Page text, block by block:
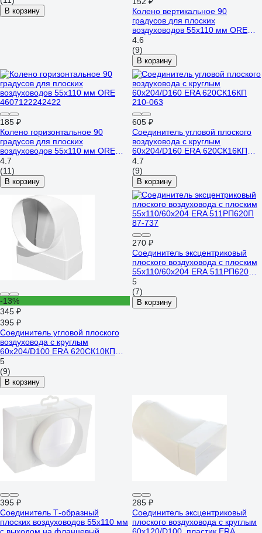
В корзину
Колено вертикальное 90
градусов для плоских
воздуховодов 55х110 мм ORE
4607122242378
4.6
(9)
В корзину
185 ₽
Колено горизонтальное 90
градусов для плоских
воздуховодов 55х110 мм ORE
4607122242422
4.7
(11)
В корзину
605 ₽
Соединитель угловой плоского
воздуховода с круглым
60х204/D160 ERA 620СК16КП
210-063
4.7
(9)
В корзину
-13%
345 ₽
395 ₽
Соединитель угловой плоского
воздуховода с круглым
60х204/D100 ERA 620СК10КП
210-059
5
(9)
В корзину
270 ₽
Соединитель эксцентриковый
плоского воздуховода с плоским
55х110/60х204 ERA 511РП620П
87-737
5
(7)
В корзину
395 ₽
Соединитель Т-образный
плоских воздуховодов 55х110 мм
285 ₽
Соединитель эксцентриковый
плоского воздуховода с круглым